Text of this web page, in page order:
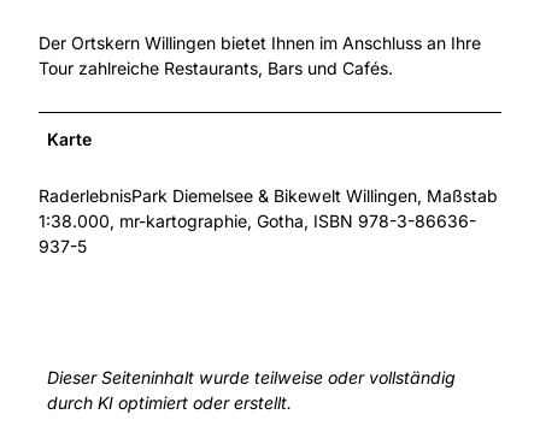
Der Ortskern Willingen bietet Ihnen im Anschluss an Ihre
Tour zahlreiche Restaurants, Bars und Cafés.
Karte
RaderlebnisPark Diemelsee & Bikewelt Willingen, Maßstab
1:38.000, mr-kartographie, Gotha, ISBN 978-3-86636-
937-5
Dieser Seiteninhalt wurde teilweise oder vollständig
durch KI optimiert oder erstellt.